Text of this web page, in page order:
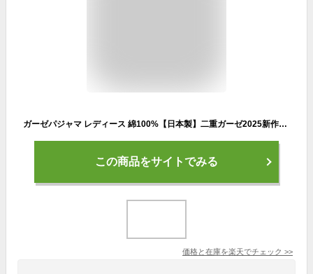
ガーゼパジャマ レディース 綿100%【日本製】二重ガーゼ2025新作ダブルガーゼ桜柄 前開き オールシーズン ルームウェア 部屋着 長袖 ナイトウェア 柔らかい コットン100％ 旅行用 入院用 プレゼント用 ギフト用 MLXL30代40代50代60代70代
この商品をサイトでみる
価格と在庫を楽天でチェック >>